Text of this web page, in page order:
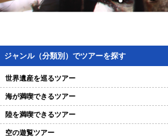
ジャンル（分類別）でツアーを探す
世界遺産を巡るツアー
海が満喫できるツアー
陸を満喫できるツアー
空の遊覧ツアー